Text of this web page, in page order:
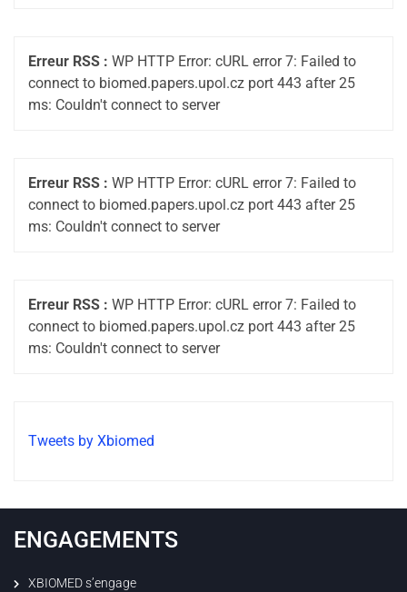
Erreur RSS : WP HTTP Error: cURL error 7: Failed to
connect to biomed.papers.upol.cz port 443 after 25
ms: Couldn't connect to server
Erreur RSS : WP HTTP Error: cURL error 7: Failed to
connect to biomed.papers.upol.cz port 443 after 25
ms: Couldn't connect to server
Erreur RSS : WP HTTP Error: cURL error 7: Failed to
connect to biomed.papers.upol.cz port 443 after 25
ms: Couldn't connect to server
Tweets by Xbiomed
ENGAGEMENTS
XBIOMED s’engage